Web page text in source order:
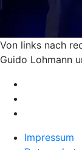
Von links nach
Guido Lohmann
Impressum